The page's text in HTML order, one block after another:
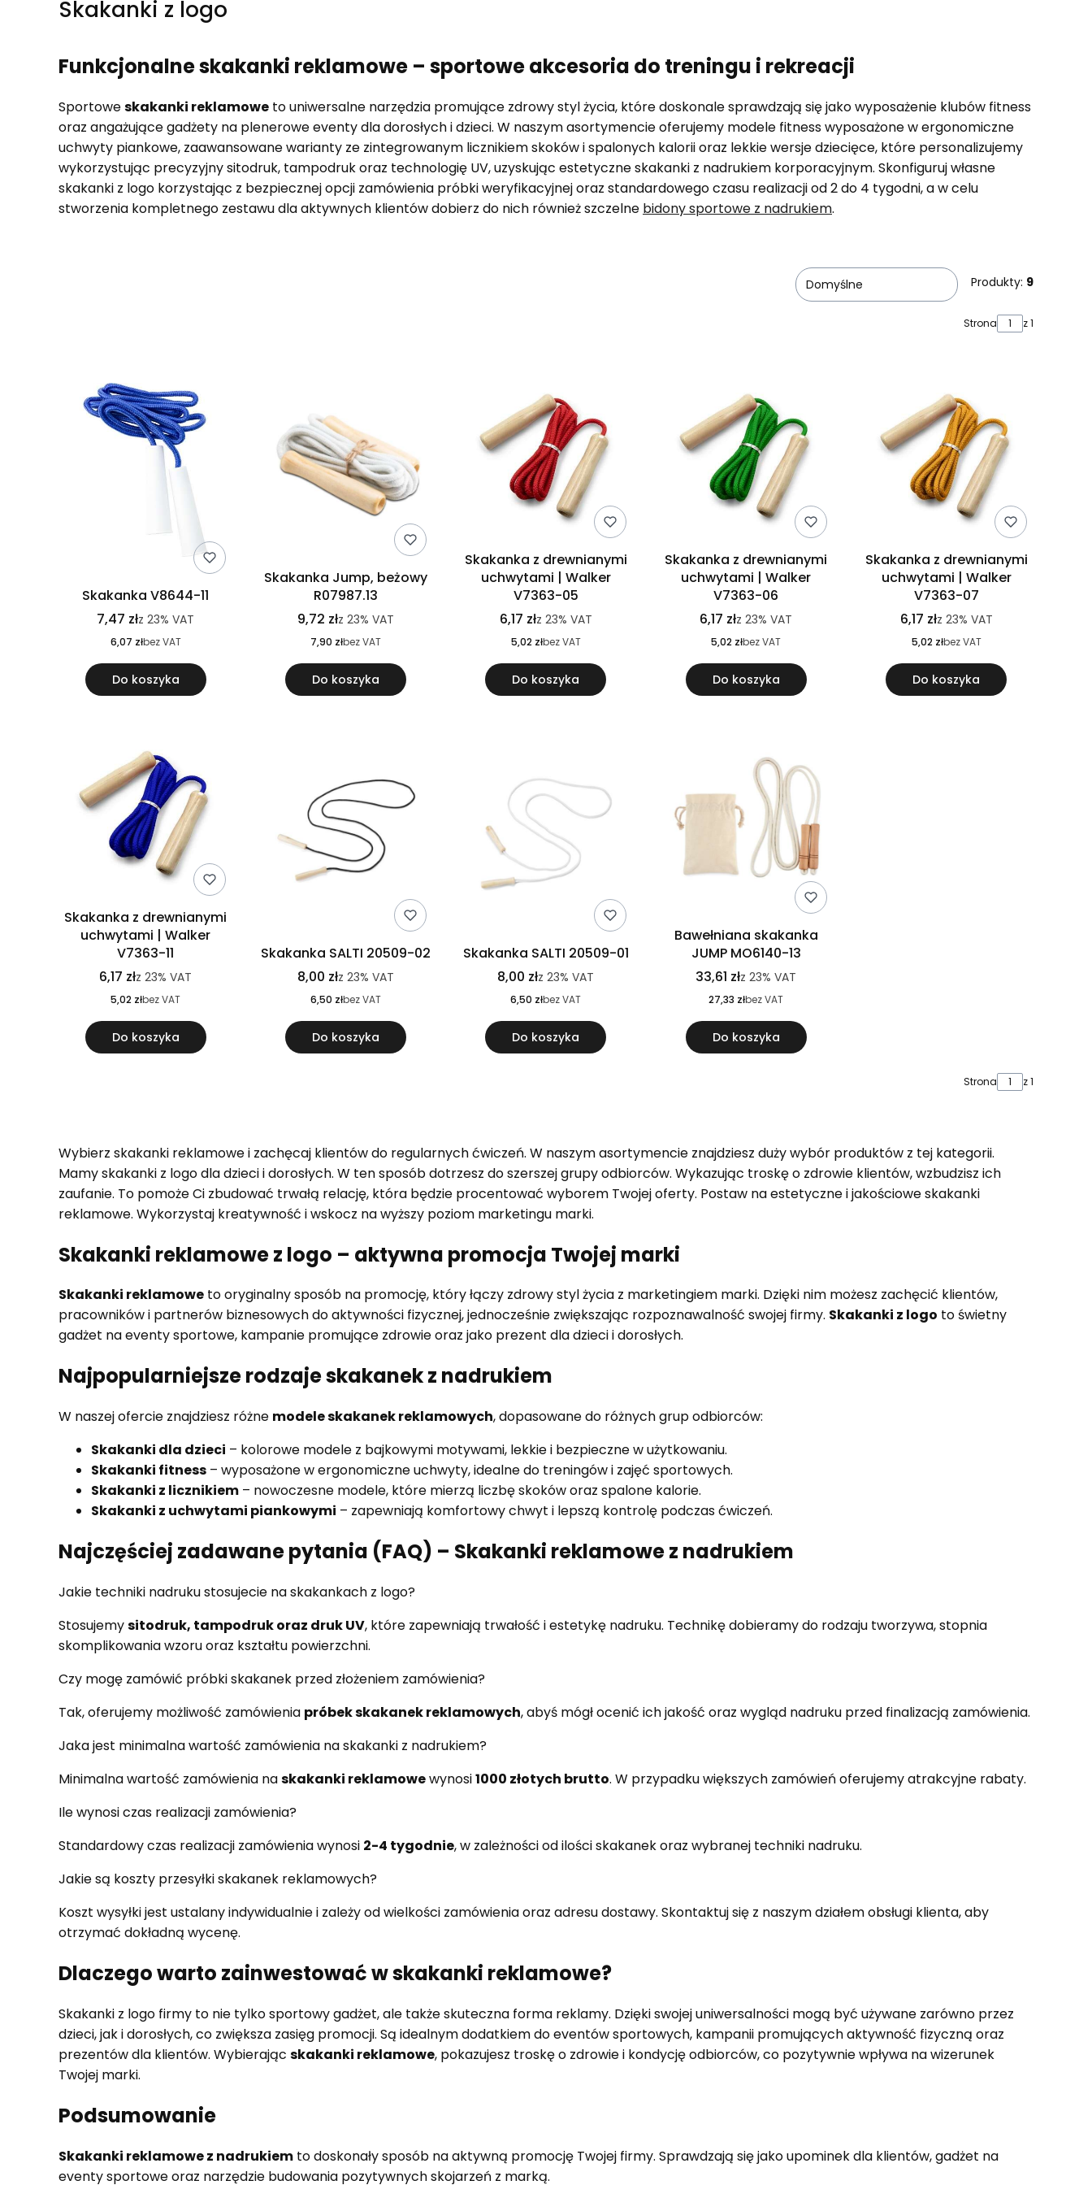
Skakanki z logo
Funkcjonalne skakanki reklamowe – sportowe akcesoria do treningu i rekreacji
Sportoweskakanki reklamowe to uniwersalne narzędzia promujące zdrowy styl życia, które doskonale sprawdzają się jako wyposażenie klubów fitness
oraz angażujące gadżety na plenerowe eventy dla dorosłych i dzieci. W naszym asortymencie oferujemy modele fitness wyposażone w ergonomiczne
uchwyty piankowe, zaawansowane warianty ze zintegrowanym licznikiem skoków i spalonych kalorii oraz lekkie wersje dziecięce, które personalizujemy
wykorzystując precyzyjny sitodruk, tampodruk oraz technologię UV, uzyskując estetyczne skakanki z nadrukiem korporacyjnym. Skonfiguruj własne
skakanki z logo korzystając z bezpiecznej opcji zamówienia próbki weryfikacyjnej oraz standardowego czasu realizacji od 2 do 4 tygodni, a w celu
stworzenia kompletnego zestawu dla aktywnych klientów dobierz do nich również szczelne bidony sportowe z nadrukiem.
Domyślne Produkty: 9
Strona z 1
Skakanka V8644-11
7,47 złz23% VAT
6,07 złbez VAT
Do koszyka
Skakanka Jump, beżowy
R07987.13
9,72 złz23% VAT
7,90 złbez VAT
Do koszyka
Skakanka z drewnianymi
uchwytami | Walker
V7363-05
6,17 złz 23% VAT
5,02 złbez VAT
Do koszyka
Skakanka z drewnianymi
uchwytami | Walker
V7363-06
6,17 złz23% VAT
5,02 złbez VAT
Do koszyka
Skakanka z drewnianymi
uchwytami | Walker
V7363-07
6,17 złz 23% VAT
5,02 złbez VAT
Do koszyka
Skakanka z drewnianymi
uchwytami | Walker
V7363-11
6,17 złz23% VAT
5,02 złbez VAT
Do koszyka
Skakanka SALTI 20509-02
8,00 złz23% VAT
6,50 złbez VAT
Do koszyka
Skakanka SALTI 20509-01
8,00 złz23% VAT
6,50 złbez VAT
Do koszyka
Bawełniana skakanka
JUMP MO6140-13
33,61 złz23% VAT
27,33 złbez VAT
Do koszyka
Strona z 1
Wybierz skakanki reklamowe i zachęcaj klientów do regularnych ćwiczeń. W naszym asortymencie znajdziesz duży wybór produktów z tej kategorii.
Mamy skakanki z logo dla dzieci i dorosłych. W ten sposób dotrzesz do szerszej grupy odbiorców. Wykazując troskę o zdrowie klientów, wzbudzisz ich
zaufanie. To pomoże Ci zbudować trwałą relację, która będzie procentować wyborem Twojej oferty. Postaw na estetyczne i jakościowe skakanki
reklamowe. Wykorzystaj kreatywność i wskocz na wyższy poziom marketingu marki.
Skakanki reklamowe z logo – aktywna promocja Twojej marki
Skakanki reklamowe to oryginalny sposób na promocję, który łączy zdrowy styl życia z marketingiem marki. Dzięki nim możesz zachęcić klientów,
pracowników i partnerów biznesowych do aktywności fizycznej, jednocześnie zwiększając rozpoznawalność swojej firmy. Skakanki z logo to świetny
gadżet na eventy sportowe, kampanie promujące zdrowie oraz jako prezent dla dzieci i dorosłych.
Najpopularniejsze rodzaje skakanek z nadrukiem
W naszej ofercie znajdziesz różne modele skakanek reklamowych, dopasowane do różnych grup odbiorców:
Skakanki dla dzieci – kolorowe modele z bajkowymi motywami, lekkie i bezpieczne w użytkowaniu.
Skakanki fitness – wyposażone w ergonomiczne uchwyty, idealne do treningów i zajęć sportowych.
Skakanki z licznikiem – nowoczesne modele, które mierzą liczbę skoków oraz spalone kalorie.
Skakanki z uchwytami piankowymi – zapewniają komfortowy chwyt i lepszą kontrolę podczas ćwiczeń.
Najczęściej zadawane pytania (FAQ) – Skakanki reklamowe z nadrukiem
Jakie techniki nadruku stosujecie na skakankach z logo?
Stosujemysitodruk, tampodruk oraz druk UV, które zapewniają trwałość i estetykę nadruku. Technikę dobieramy do rodzaju tworzywa, stopnia
skomplikowania wzoru oraz kształtu powierzchni.
Czy mogę zamówić próbki skakanek przed złożeniem zamówienia?
Tak, oferujemy możliwość zamówienia próbek skakanek reklamowych, abyś mógł ocenić ich jakość oraz wygląd nadruku przed finalizacją zamówienia.
Jaka jest minimalna wartość zamówienia na skakanki z nadrukiem?
Minimalna wartość zamówienia naskakanki reklamowewynosi1000 złotych brutto. W przypadku większych zamówień oferujemy atrakcyjne rabaty.
Ile wynosi czas realizacji zamówienia?
Standardowy czas realizacji zamówienia wynosi 2-4 tygodnie, w zależności od ilości skakanek oraz wybranej techniki nadruku.
Jakie są koszty przesyłki skakanek reklamowych?
Koszt wysyłki jest ustalany indywidualnie i zależy od wielkości zamówienia oraz adresu dostawy. Skontaktuj się z naszym działem obsługi klienta, aby
otrzymać dokładną wycenę.
Dlaczego warto zainwestować w skakanki reklamowe?
Skakanki z logo firmy to nie tylko sportowy gadżet, ale także skuteczna forma reklamy. Dzięki swojej uniwersalności mogą być używane zarówno przez
dzieci, jak i dorosłych, co zwiększa zasięg promocji. Są idealnym dodatkiem do eventów sportowych, kampanii promujących aktywność fizyczną oraz
prezentów dla klientów. Wybierając skakanki reklamowe, pokazujesz troskę o zdrowie i kondycję odbiorców, co pozytywnie wpływa na wizerunek
Twojej marki.
Podsumowanie
Skakanki reklamowe z nadrukiem to doskonały sposób na aktywną promocję Twojej firmy. Sprawdzają się jako upominek dla klientów, gadżet na
eventy sportowe oraz narzędzie budowania pozytywnych skojarzeń z marką.